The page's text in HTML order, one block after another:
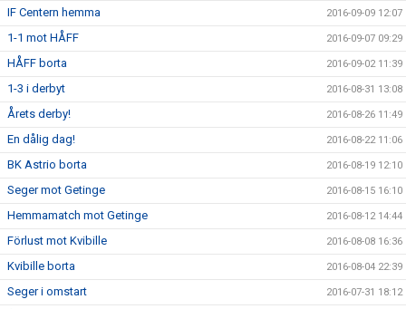
IF Centern hemma 2016-09-09 12:07
1-1 mot HÅFF 2016-09-07 09:29
HÅFF borta 2016-09-02 11:39
1-3 i derbyt 2016-08-31 13:08
Årets derby! 2016-08-26 11:49
En dålig dag! 2016-08-22 11:06
BK Astrio borta 2016-08-19 12:10
Seger mot Getinge 2016-08-15 16:10
Hemmamatch mot Getinge 2016-08-12 14:44
Förlust mot Kvibille 2016-08-08 16:36
Kvibille borta 2016-08-04 22:39
Seger i omstart 2016-07-31 18:12